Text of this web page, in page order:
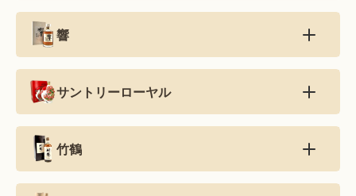
響
サントリーローヤル
竹鶴